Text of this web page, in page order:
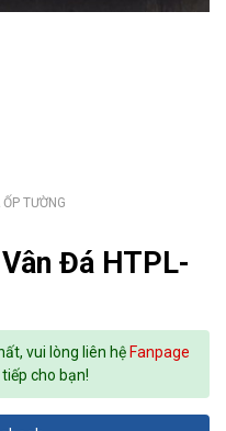
TƯỜNG
Đá HTPL-
vui lòng liên hệ Fanpage
cho bạn!